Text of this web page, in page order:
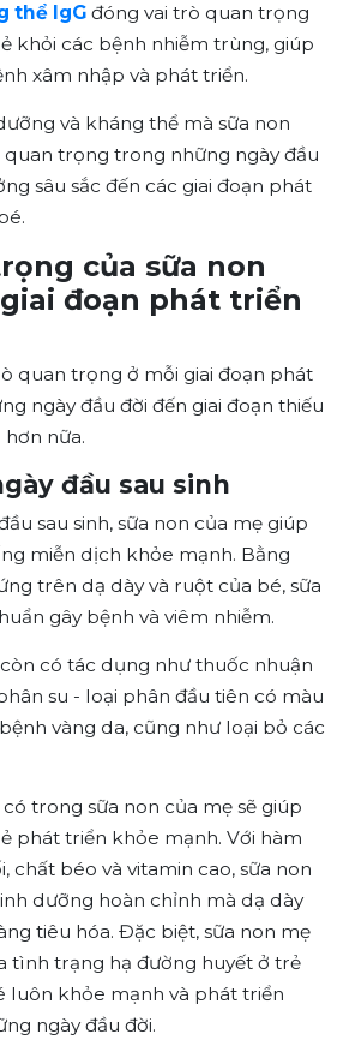
thể IgG đóng vai trò quan trọng
khỏi các bệnh nhiễm trùng, giúp
xâm nhập và phát triển.
và kháng thể mà sữa non
trọng trong những ngày đầu
sâu sắc đến các giai đoạn phát
của sữa non
đoạn phát triển
quan trọng ở mỗi giai đoạn phát
ngày đầu đời đến giai đoạn thiếu
nữa.
đầu sau sinh
sau sinh, sữa non của mẹ giúp
miễn dịch khỏe mạnh. Bằng
trên dạ dày và ruột của bé, sữa
gây bệnh và viêm nhiễm.
có tác dụng như thuốc nhuận
su - loại phân đầu tiên có màu
vàng da, cũng như loại bỏ các
trong sữa non của mẹ sẽ giúp
phát triển khỏe mạnh. Với hàm
chất béo và vitamin cao, sữa non
dưỡng hoàn chỉnh mà dạ dày
tiêu hóa. Đặc biệt, sữa non mẹ
tình trạng hạ đường huyết ở trẻ
luôn khỏe mạnh và phát triển
ngày đầu đời.